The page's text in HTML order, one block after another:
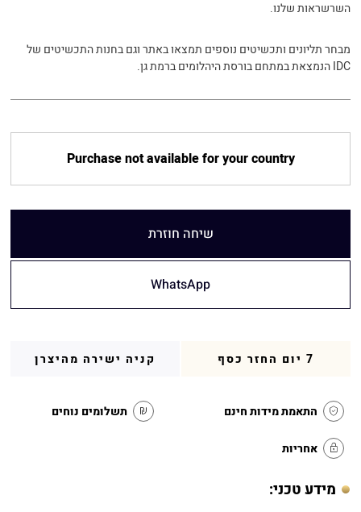
השרשראות שלנו.
מבחר תליונים ותכשיטים נוספים תמצאו באתר וגם בחנות התכשיטים של
IDC הנמצאת במתחם בורסת היהלומים ברמת גן.
Purchase not available for your country
שיחה חוזרת
WhatsApp
7 יום החזר כסף קניה ישירה מהיצרן
התאמת מידות חינם תשלומים נוחים
אחריות
מידע טכני: